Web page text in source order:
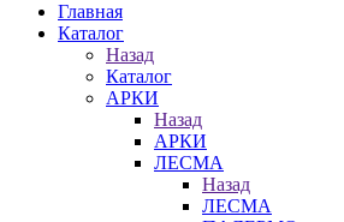
Главная
Каталог
Назад
Каталог
АРКИ
Назад
АРКИ
ЛЕСМА
Назад
ЛЕСМА